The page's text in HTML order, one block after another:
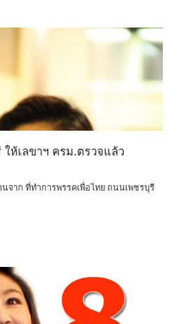
ห้เลขาฯ ครม.ตรวจแล้ว
จาก ที่ทำการพรรคเพื่อไทย ถนนเพชรบุรี